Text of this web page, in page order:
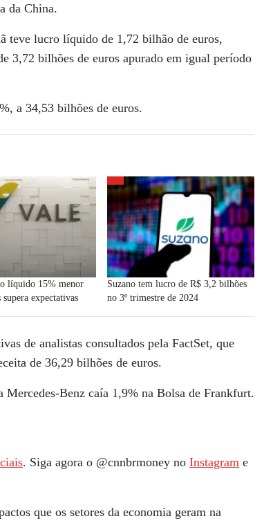
da China.
teve lucro líquido de 1,72 bilhão de euros,
3,72 bilhões de euros apurado em igual período
a 34,53 bilhões de euros.
líquido 15% menor
expectativas
Suzano tem lucro de R$ 3,2 bilhões
no 3º trimestre de 2024
de analistas consultados pela FactSet, que
de 36,29 bilhões de euros.
Benz caía 1,9% na Bolsa de Frankfurt.
. Siga agora o @cnnbrmoney no Instagram e
que os setores da economia geram na